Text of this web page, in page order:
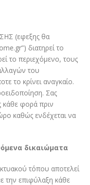
(εφεξης θα
διατηρεί το
το περιεχόμενο, τους
του
το κρίνει αναγκαίο.
Σας
κάθε φορά πριν
καθώς ενδέχεται να
δικαιώματα
τόπου αποτελεί
την επιφύλαξη κάθε